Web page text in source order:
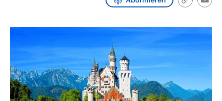
und Hintergründe zu den Parteien
Wahl.
aktuelle Weltgeschehen.
Sendungen Programm Podcasts
Link